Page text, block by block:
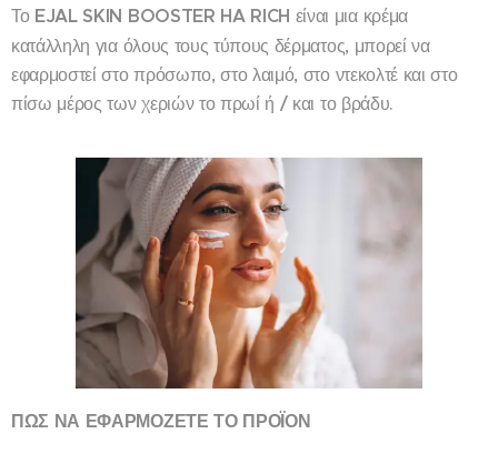
Το EJAL SKIN BOOSTER HA RICH είναι μια κρέμα
κατάλληλη για όλους τους τύπους δέρματος, μπορεί να
εφαρμοστεί στο πρόσωπο, στο λαιμό, στο ντεκολτέ και στο
πίσω μέρος των χεριών το πρωί ή / και το βράδυ.
ΠΩΣ ΝΑ ΕΦΑΡΜΟΖΕΤΕ ΤΟ ΠΡΟΪΟΝ